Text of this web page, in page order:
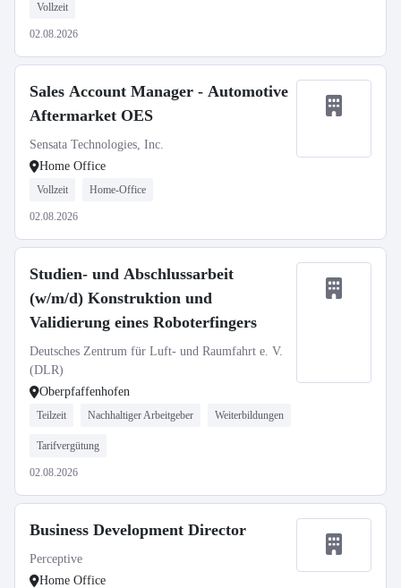
Vollzeit
02.08.2026
Sales Account Manager - Automotive
Aftermarket OES
Sensata Technologies, Inc.
Home Office
Vollzeit Home-Office
02.08.2026
Studien- und Abschlussarbeit
(w/m/d) Konstruktion und
Validierung eines Roboterfingers
Deutsches Zentrum für Luft- und Raumfahrt e. V.
(DLR)
Oberpfaffenhofen
Teilzeit Nachhaltiger Arbeitgeber Weiterbildungen
Tarifvergütung
02.08.2026
Business Development Director
Perceptive
Home Office